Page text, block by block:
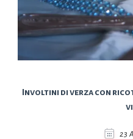
Involtini di verza con
23